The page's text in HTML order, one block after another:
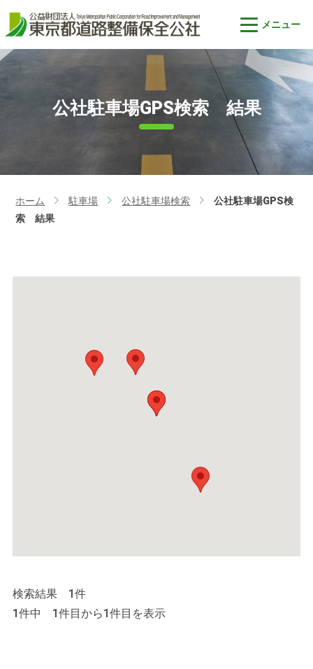
公社駐車場GPS検索 結果
ホーム
駐車場
公社駐車場検索
公社駐車場GPS検
索 結果
検索結果 1件
1件中 1件目から1件目を表示